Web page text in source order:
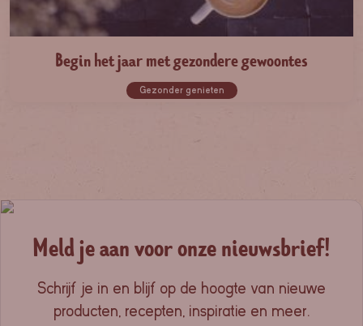
Begin het jaar met gezondere gewoontes
Gezonder genieten
Meld je aan voor onze nieuwsbrief!
Schrijf je in en blijf op de hoogte van nieuwe
producten, recepten, inspiratie en meer.